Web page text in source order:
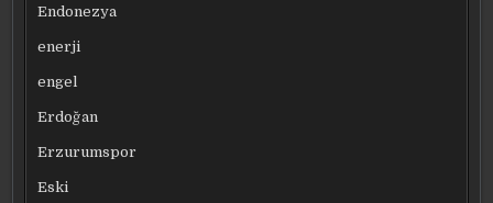
Endonezya
enerji
engel
Erdoğan
Erzurumspor
Eski